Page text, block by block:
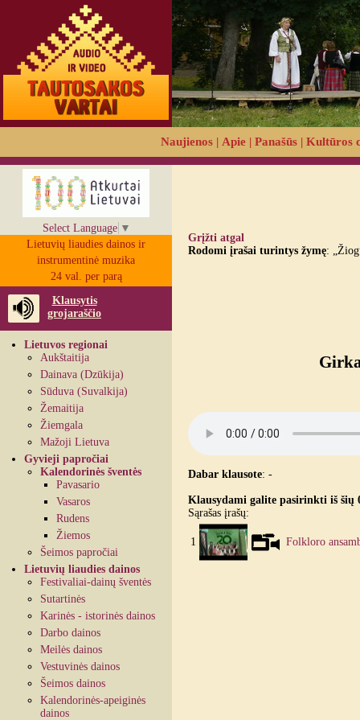
Naujienos | Apie | Panašūs | Kultūros
Select Language ▼
Lietuvių liaudies dainos ir
instrumentinė muzika
24 val. per parą
Klausytis
grojaraščio
Lietuvos regionai
Aukštaitija
Dainava (Dzūkija)
Sūduva (Suvalkija)
Žemaitija
Žiemgala
Mažoji Lietuva
Gyvieji papročiai
Kalendorinės šventės
Pavasario
Vasaros
Rudens
Žiemos
Šeimos papročiai
Lietuvių liaudies dainos
Festivaliai-dainų šventės
Sutartinės
Karinės - istorinės dainos
Darbo dainos
Meilės dainos
Vestuvinės dainos
Šeimos dainos
Kalendorinės-apeiginės
dainos
Grįžti atgal
Rodomi įrašai turintys žymę:
Dabar klausote: -
Klausydami galite pasirinkti iš šių
Sąrašas įrašų:
1 Folkloro